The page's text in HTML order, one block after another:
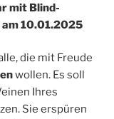
mit Blind-
10.01.2025
die mit Freude
wollen. Es soll
Ihres
Sie erspüren